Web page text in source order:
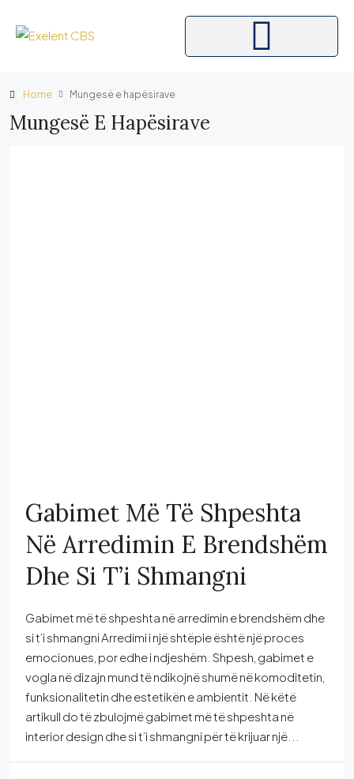
Home Mungesë e hapësirave
Mungesë E Hapësirave
Gabimet Më Të Shpeshta
Në Arredimin E Brendshëm
Dhe Si T’i Shmangni
Gabimet më të shpeshta në arredimin e brendshëm dhe
si t’i shmangni Arredimi i një shtëpie është një proces
emocionues, por edhe i ndjeshëm. Shpesh, gabimet e
vogla në dizajn mund të ndikojnë shumë në komoditetin,
funksionalitetin dhe estetikën e ambientit. Në këtë
artikull do të zbulojmë gabimet më të shpeshta në
interior design dhe si t’i shmangni për të krijuar një...